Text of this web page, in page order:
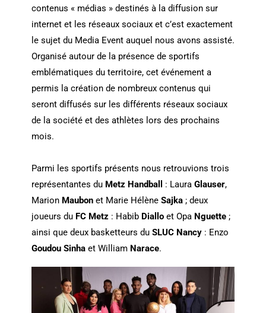
contenus « médias » destinés à la diffusion sur
internet et les réseaux sociaux et c’est exactement
le sujet du Media Event auquel nous avons assisté.
Organisé autour de la présence de sportifs
emblématiques du territoire, cet événement a
permis la création de nombreux contenus qui
seront diffusés sur les différents réseaux sociaux
de la société et des athlètes lors des prochains
mois.
Parmi les sportifs présents nous retrouvions trois
représentantes du Metz Handball : Laura Glauser,
Marion Maubon et Marie Hélène Sajka ; deux
joueurs du FC Metz: Habib Diallo et Opa Nguette ;
ainsi que deux basketteurs du SLUC Nancy: Enzo
Goudou Sinhaet William Narace.